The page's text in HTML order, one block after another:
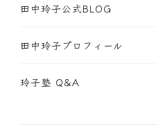
田中玲子公式BLOG
田中玲子プロフィール
玲子塾 Q&A